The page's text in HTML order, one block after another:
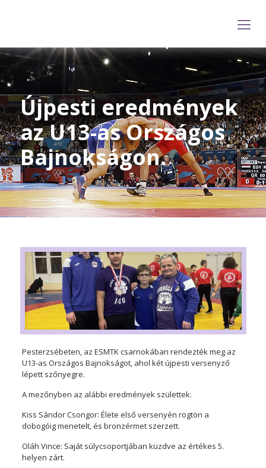
Újpesti eredmények
az U13-as Országos
Bajnokságon.
Pesterzsébeten, az ESMTK csarnokában rendezték meg az
U13-as Országos Bajnokságot, ahol két újpesti versenyző
lépett szőnyegre.
A mezőnyben az alábbi eredmények születtek:
Kiss Sándor Csongor: Élete első versenyén rögtön a
dobogóig menetelt, és bronzérmet szerzett.
Oláh Vince: Saját súlycsoportjában küzdve az értékes 5.
helyen zárt.